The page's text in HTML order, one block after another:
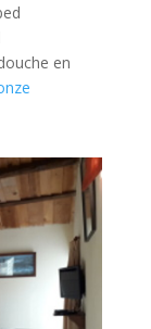
en